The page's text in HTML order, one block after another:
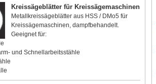
Kreissägeblätter für Kreissägemaschinen
Metallkreissägeblätter aus HSS / DMo5 für
Kreissägemaschinen, dampfbehandelt.
Geeignet für:
und Schnellarbeitsstähle